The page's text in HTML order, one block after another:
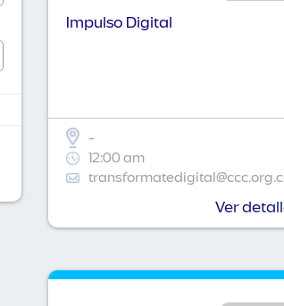
Impulso Digital
-
12:00 am
Ver